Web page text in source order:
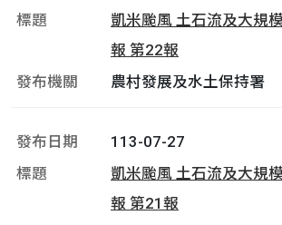
凱米颱風 土石流及大規
報 第22報
農村發展及水土保持署
113-07-27
凱米颱風 土石流及大規
報 第21報